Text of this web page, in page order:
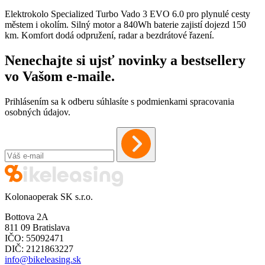
Elektrokolo Specialized Turbo Vado 3 EVO 6.0 pro plynulé cesty
městem i okolím. Silný motor a 840Wh baterie zajistí dojezd 150
km. Komfort dodá odpružení, radar a bezdrátové řazení.
Nenechajte si ujsť novinky a bestsellery
vo Vašom e-maile.
Prihlásením sa k odberu súhlasíte s podmienkami spracovania
osobných údajov.
Kolonaoperak SK s.r.o.
Bottova 2A
811 09 Bratislava
IČO: 55092471
DIČ: 2121863227
info@bikeleasing.sk